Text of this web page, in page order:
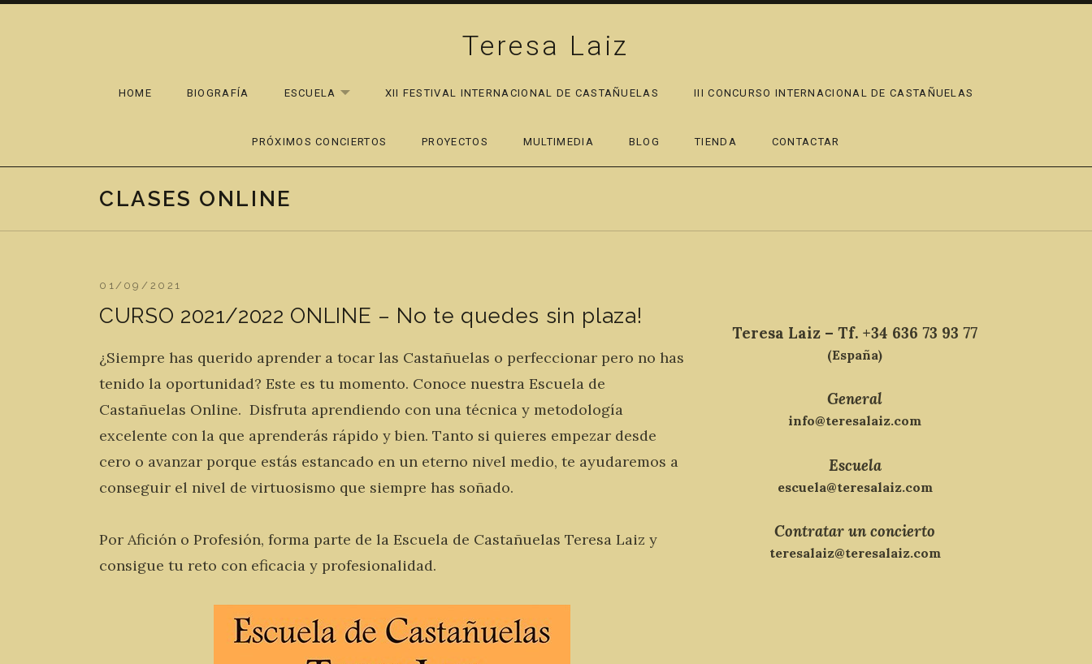
Teresa Laiz
HOME BIOGRAFÍA ESCUELA EXPAND SUBMENU
XII FESTIVAL INTERNACIONAL DE CASTAÑUELAS III CONCURSO INTERNACIONAL DE CASTAÑUELAS
PRÓXIMOS CONCIERTOS PROYECTOS MULTIMEDIA BLOG TIENDA CONTACTAR
CLASES ONLINE
CURSO 2021/2022 ONLINE – No te quedes sin plaza!
01/09/2021
¿Siempre has querido aprender a tocar las Castañuelas o perfeccionar pero no has
tenido la oportunidad? Este es tu momento. Conoce nuestra Escuela de
Castañuelas Online. Disfruta aprendiendo con una técnica y metodología
excelente con la que aprenderás rápido y bien. Tanto si quieres empezar desde
cero o avanzar porque estás estancado en un eterno nivel medio, te ayudaremos a
conseguir el nivel de virtuosismo que siempre has soñado.
Por Afición o Profesión, forma parte de la Escuela de Castañuelas Teresa Laiz y
consigue tu reto con eficacia y profesionalidad.
Teresa Laiz – Tf. +34 636 73 93 77
(España)
General
info@teresalaiz.com
Escuela
escuela@teresalaiz.com
Contratar un concierto
teresalaiz@teresalaiz.com